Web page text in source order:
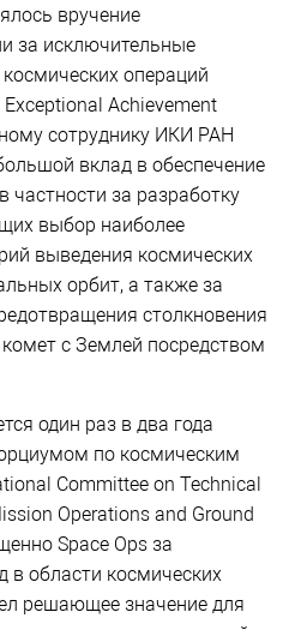
вручение
за исключительные
операций
Achievement
сотруднику ИКИ РАН
вклад в обеспечение
частности за разработку
выбор наиболее
выведения космических
орбит, а также за
столкновения
с Землей посредством
один раз в два года
по космическим
Committee on Technical
Operations and Ground
Space Ops за
в области космических
решающее значение для